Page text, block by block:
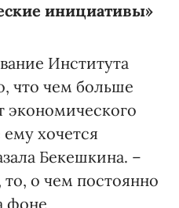
инициативы»
Института
что чем больше
экономического
хочется
Бекешкина. –
то, о чем постоянно
фоне